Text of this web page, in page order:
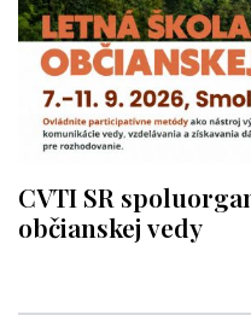
CVTI SR
občianskej vedy